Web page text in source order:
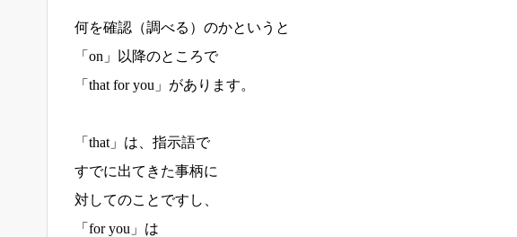
何を確認（調べる）のかというと
「on」以降のところで
「that for you」があります。
「that」は、指示語で
すでに出てきた事柄に
対してのことですし、
「for you」は